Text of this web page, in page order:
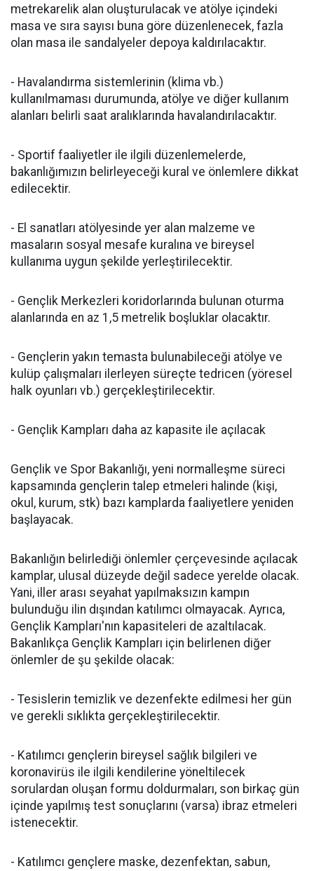
metrekarelik alan oluşturulacak ve atölye içindeki
masa ve sıra sayısı buna göre düzenlenecek, fazla
olan masa ile sandalyeler depoya kaldırılacaktır.
- Havalandırma sistemlerinin (klima vb.)
kullanılmaması durumunda, atölye ve diğer kullanım
alanları belirli saat aralıklarında havalandırılacaktır.
- Sportif faaliyetler ile ilgili düzenlemelerde,
bakanlığımızın belirleyeceği kural ve önlemlere dikkat
edilecektir.
- El sanatları atölyesinde yer alan malzeme ve
masaların sosyal mesafe kuralına ve bireysel
kullanıma uygun şekilde yerleştirilecektir.
- Gençlik Merkezleri koridorlarında bulunan oturma
alanlarında en az 1,5 metrelik boşluklar olacaktır.
- Gençlerin yakın temasta bulunabileceği atölye ve
kulüp çalışmaları ilerleyen süreçte tedricen (yöresel
halk oyunları vb.) gerçekleştirilecektir.
- Gençlik Kampları daha az kapasite ile açılacak
Gençlik ve Spor Bakanlığı, yeni normalleşme süreci
kapsamında gençlerin talep etmeleri halinde (kişi,
okul, kurum, stk) bazı kamplarda faaliyetlere yeniden
başlayacak.
Bakanlığın belirlediği önlemler çerçevesinde açılacak
kamplar, ulusal düzeyde değil sadece yerelde olacak.
Yani, iller arası seyahat yapılmaksızın kampın
bulunduğu ilin dışından katılımcı olmayacak. Ayrıca,
Gençlik Kampları'nın kapasiteleri de azaltılacak.
Bakanlıkça Gençlik Kampları için belirlenen diğer
önlemler de şu şekilde olacak:
- Tesislerin temizlik ve dezenfekte edilmesi her gün
ve gerekli sıklıkta gerçekleştirilecektir.
- Katılımcı gençlerin bireysel sağlık bilgileri ve
koronavirüs ile ilgili kendilerine yöneltilecek
sorulardan oluşan formu doldurmaları, son birkaç gün
içinde yapılmış test sonuçlarını (varsa) ibraz etmeleri
istenecektir.
- Katılımcı gençlere maske, dezenfektan, sabun,